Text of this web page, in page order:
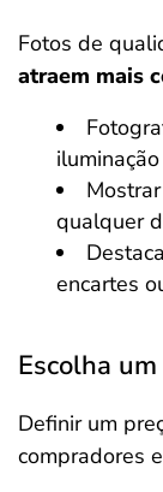
Fotos de
atraem mais
iluminação
qualquer
encartes
Escolha
Definir um
compradores e